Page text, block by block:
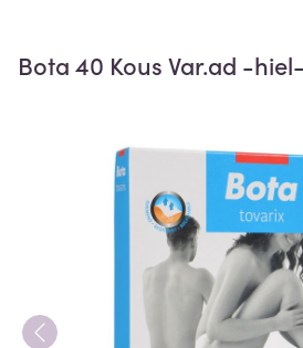
Bota 40 Kous Var.ad -